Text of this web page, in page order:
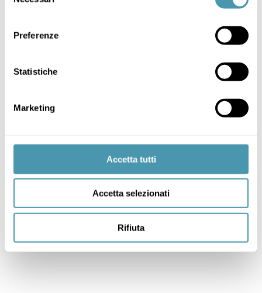
Preferenze
Statistiche
Marketing
Accetta tutti
Accetta selezionati
Rifiuta